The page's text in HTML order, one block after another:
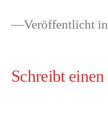
Veröffentlicht in